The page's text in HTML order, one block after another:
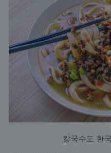
칼국수 도 한